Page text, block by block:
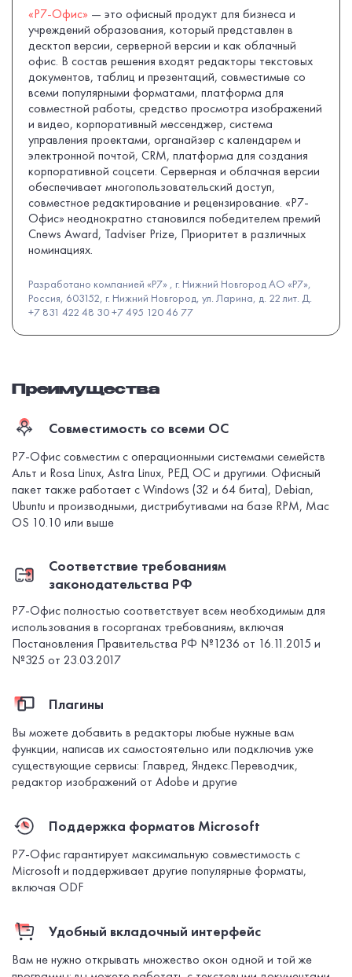
«Р7-Офис» — это офисный продукт для бизнеса и
учреждений образования, который представлен в
десктоп версии, серверной версии и как облачный
офис. В состав решения входят редакторы текстовых
документов, таблиц и презентаций, совместимые со
всеми популярными форматами, платформа для
совместной работы, средство просмотра изображений
и видео, корпоративный мессенджер, система
управления проектами, органайзер с календарем и
электронной почтой, CRM, платформа для создания
корпоративной соцсети. Серверная и облачная версии
обеспечивает многопользовательский доступ,
совместное редактирование и рецензирование. «Р7-
Офис» неоднократно становился победителем премий
Cnews Award, Tadviser Prize, Приоритет в различных
номинациях.
Разработано компанией «Р7» , г. Нижний Новгород АО «Р7»,
Россия, 603152, г. Нижний Новгород, ул. Ларина, д. 22 лит. Д.
+7 831 422 48 30 +7 495 120 46 77
Преимущества
Совместимость со всеми ОС
Р7-Офис совместим с операционными системами семейств
Альт и Rosa Linux, Astra Linux, РЕД ОС и другими. Офисный
пакет также работает с Windows (32 и 64 бита), Debian,
Ubuntu и производными, дистрибутивами на базе RPM, Mac
OS 10.10 или выше
Соответствие требованиям
законодательства РФ
Р7-Офис полностью соответствует всем необходимым для
использования в госорганах требованиям, включая
Постановления Правительства РФ №1236 от 16.11.2015 и
№325 от 23.03.2017
Плагины
Вы можете добавить в редакторы любые нужные вам
функции, написав их самостоятельно или подключив уже
существующие сервисы: Главред, Яндекс.Переводчик,
редактор изображений от Adobe и другие
Поддержка форматов Microsoft
Р7-Офис гарантирует максимальную совместимость с
Microsoft и поддерживает другие популярные форматы,
включая ODF
Удобный вкладочный интерфейс
Вам не нужно открывать множество окон одной и той же